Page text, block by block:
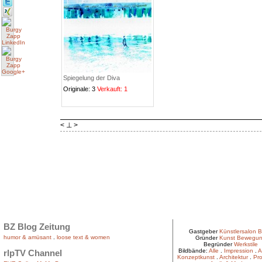
Spiegelung der Diva
Originale: 3 Verkauft: 1
< ⊥ >
BZ Blog Zeitung
humor & amüsant loose text & women
rlpTV Channel
GastgeberKünstlersalon
GründerKunst
BegründerWerkstile
Bildbände: Alle Impression
Konzeptkunst. Architektur.